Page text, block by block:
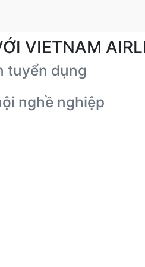
VIETNAM
tuyển dụng
nghề nghiệp